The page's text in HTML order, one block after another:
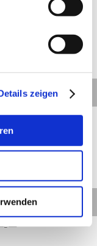
zeigen